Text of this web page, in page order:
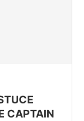
CAPTAIN